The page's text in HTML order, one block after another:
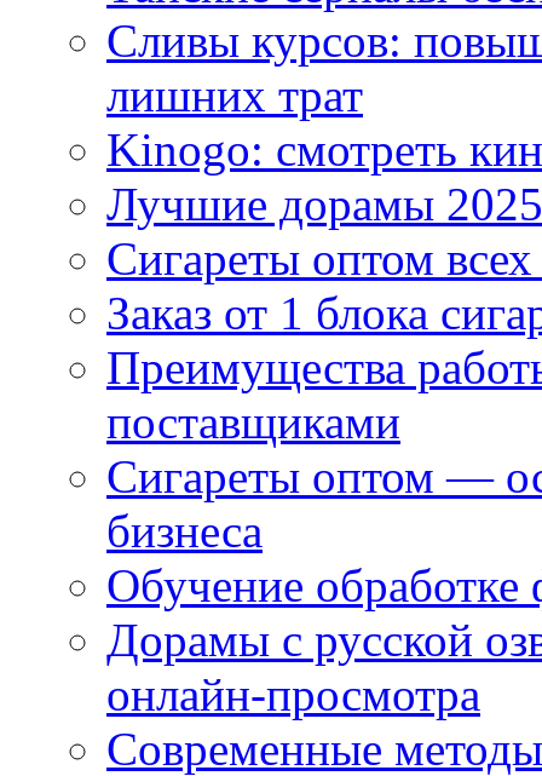
Сливы курсов:
лишних трат
Kinogo: смотреть
Лучшие дорамы
Сигареты оптом
Заказ от 1 блока
Преимущества
поставщиками
Сигареты оптом —
бизнеса
Обучение
Дорамы с русской
онлайн-просмотра
Современные